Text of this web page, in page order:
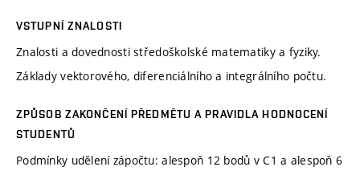
VSTUPNÍ ZNALOSTI
Znalosti a dovednosti středoškolské matematiky a fyziky.
Základy vektorového, diferenciálního a integrálního počtu.
ZPŮSOB ZAKONČENÍ PŘEDMĚTU A PRAVIDLA HODNOCENÍ
STUDENTŮ
Podmínky udělení zápočtu: alespoň 12 bodů v C1 a alespoň 6